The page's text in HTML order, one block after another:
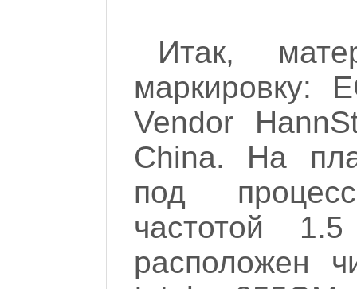
Итак,
маркировку:
Vendor
China. На
под
частотой
расположен